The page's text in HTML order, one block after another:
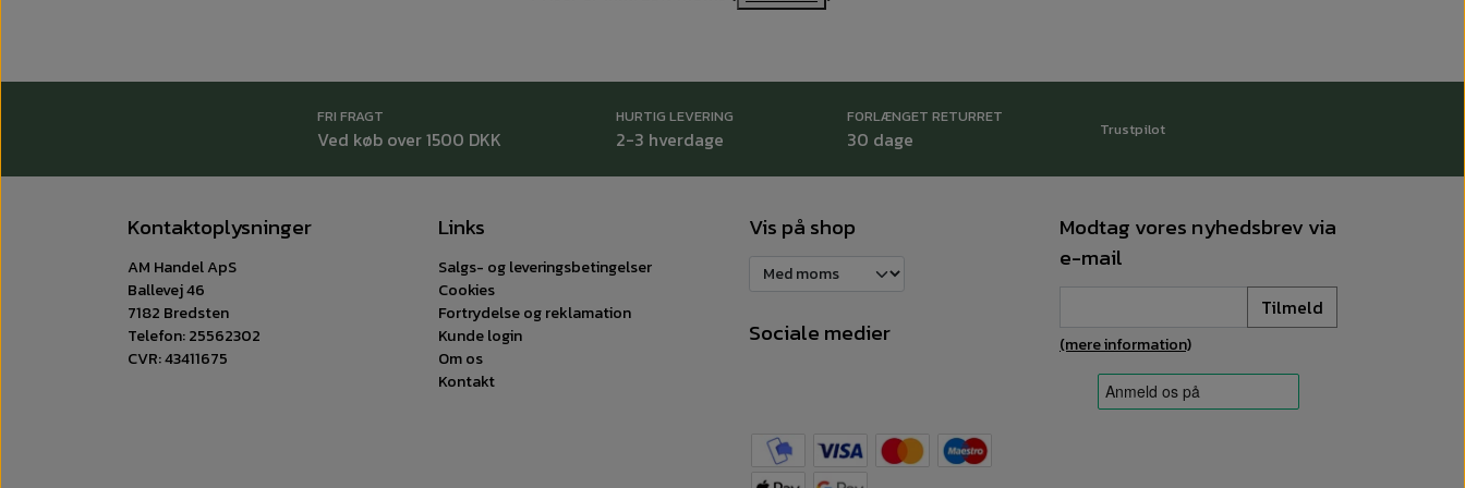
FRI FRAGT
Ved køb over 1500 DKK
HURTIG LEVERING
2-3 hverdage
FORLÆNGET RETURRET
30 dage Trustpilot
Kontaktoplysninger
AM Handel ApS
Ballevej 46
7182 Bredsten
Telefon: 25562302
CVR: 43411675
Links
Salgs- og leveringsbetingelser
Cookies
Fortrydelse og reklamation
Kunde login
Om os
Kontakt
Vis på shop
Sociale medier
Modtag vores nyhedsbrev via
e-mail
Tilmeld
(mere information)